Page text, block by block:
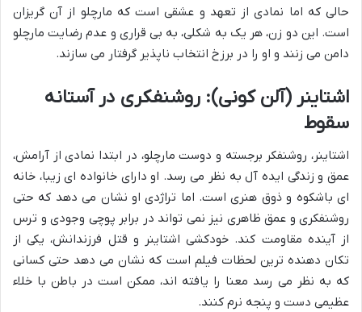
حالی که اما نمادی از تعهد و عشقی است که مارچلو از آن گریزان
است. این دو زن، هر یک به شکلی، به بی قراری و عدم رضایت مارچلو
دامن می زنند و او را در برزخ انتخاب ناپذیر گرفتار می سازند.
اشتاینر (آلن کونی): روشنفکری در آستانه
سقوط
اشتاینر، روشنفکر برجسته و دوست مارچلو، در ابتدا نمادی از آرامش،
عمق و زندگی ایده آل به نظر می رسد. او دارای خانواده ای زیبا، خانه
ای باشکوه و ذوق هنری است. اما تراژدی او نشان می دهد که حتی
روشنفکری و عمق ظاهری نیز نمی تواند در برابر پوچی وجودی و ترس
از آینده مقاومت کند. خودکشی اشتاینر و قتل فرزندانش، یکی از
تکان دهنده ترین لحظات فیلم است که نشان می دهد حتی کسانی
که به نظر می رسد معنا را یافته اند، ممکن است در باطن با خلاء
عظیمی دست و پنجه نرم کنند.